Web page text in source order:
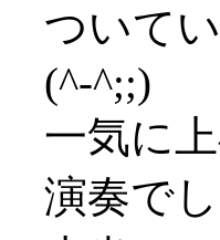
ついて
(^-^;;)
一気に
演奏でし